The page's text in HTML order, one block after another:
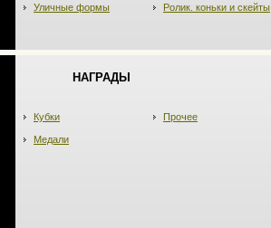
Уличные формы Ролик. коньки и скейты
НАГРАДЫ
Кубки
Медали
Прочее